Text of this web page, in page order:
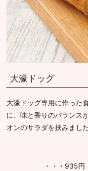
大濠ドッグ
大濠ドッグ専用に作った
に、味と香りのバランス
オンのサラダを挟みました
・・・935